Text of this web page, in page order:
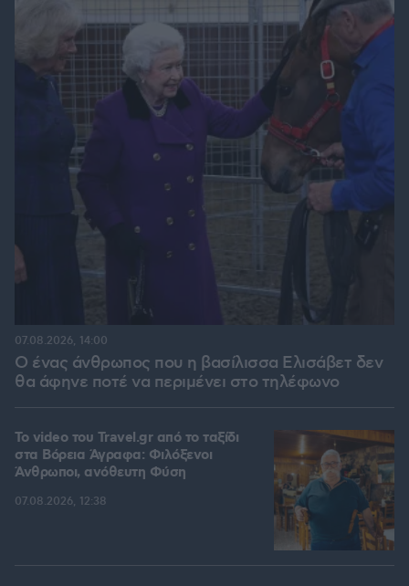
Ο ένας άνθρωπος που η βασίλισσα Ελισάβετ δεν
θα άφηνε ποτέ να περιμένει στο τηλέφωνο
07.08.2026, 14:00
To video του Travel.gr από το ταξίδι
στα Βόρεια Άγραφα: Φιλόξενοι
Άνθρωποι, ανόθευτη Φύση
07.08.2026, 12:38